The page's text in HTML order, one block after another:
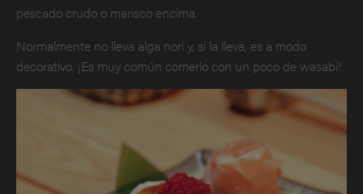
pescado crudo o marisco encima.
Normalmente no lleva alga nori y, si la lleva, es a modo
decorativo. ¡Es muy común comerlo con un poco de wasabi!